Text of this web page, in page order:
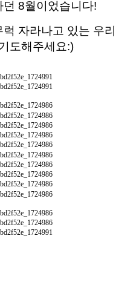
8월이었습니다!
자라나고 있는 우리
도해주세요:)